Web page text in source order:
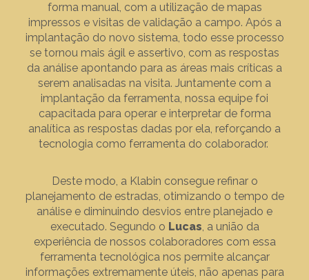
forma manual, com a utilização de mapas
impressos e visitas de validação a campo. Após a
implantação do novo sistema, todo esse processo
se tornou mais ágil e assertivo, com as respostas
da análise apontando para as áreas mais críticas a
serem analisadas na visita. Juntamente com a
implantação da ferramenta, nossa equipe foi
capacitada para operar e interpretar de forma
analítica as respostas dadas por ela, reforçando a
tecnologia como ferramenta do colaborador.
Deste modo, a Klabin consegue refinar o
planejamento de estradas, otimizando o tempo de
análise e diminuindo desvios entre planejado e
executado. Segundo o Lucas, a união da
experiência de nossos colaboradores com essa
ferramenta tecnológica nos permite alcançar
informações extremamente úteis, não apenas para